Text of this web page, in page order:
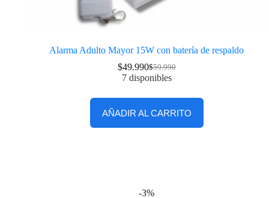
Alarma Adulto Mayor 15W con batería de respaldo
$59.990
$49.990
7 disponibles
AÑADIR AL CARRITO
-3%